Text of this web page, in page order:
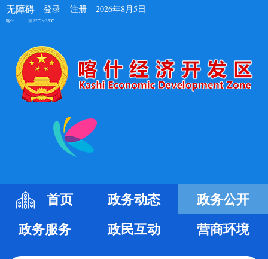
无障碍 登录 注册 2026年8月5日
首页 政务动态
政务公开
政务服务
政民互动 营商环境